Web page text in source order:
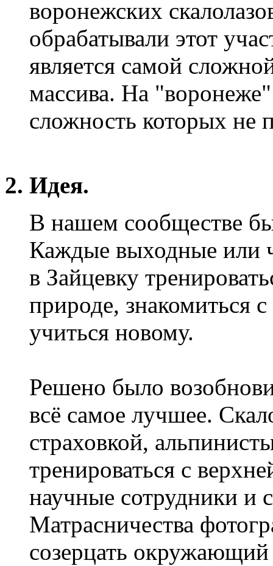
воронежских
обрабатывали этот
является самой
массива. На "воронеже"
сложность которых не
2. Идея.
В нашем сообществе
Каждые выходные или
в Зайцевку
природе, знакомиться
учиться новому.
Решено было
всё самое лучшее.
страховкой,
тренироваться с
научные сотрудники
Матрасничества
созерцать